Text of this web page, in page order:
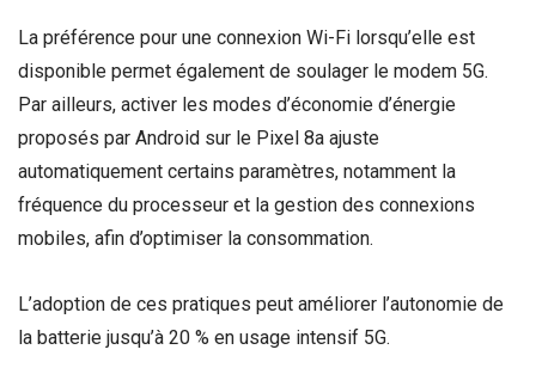
La préférence pour une connexion Wi-Fi lorsqu’elle est
disponible permet également de soulager le modem 5G.
Par ailleurs, activer les modes d’économie d’énergie
proposés par Android sur le Pixel 8a ajuste
automatiquement certains paramètres, notamment la
fréquence du processeur et la gestion des connexions
mobiles, afin d’optimiser la consommation.
L’adoption de ces pratiques peut améliorer l’autonomie de
la batterie jusqu’à 20 % en usage intensif 5G.